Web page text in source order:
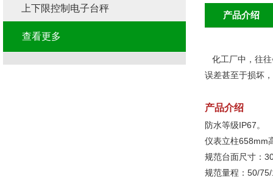
产品介绍
化工厂中，往往
误差甚至于损坏
产品介绍
防水等级IP67。
仪表立柱658mm
规范台面尺寸：
规范量程：50/
上下限控制电子台秤
查看更多